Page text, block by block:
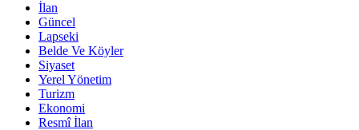
İlan
Güncel
Lapseki
Belde Ve Köyler
Siyaset
Yerel Yönetim
Turizm
Ekonomi
Resmî İlan